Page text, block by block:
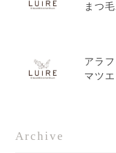
まつ
アラ
マツ
Archive